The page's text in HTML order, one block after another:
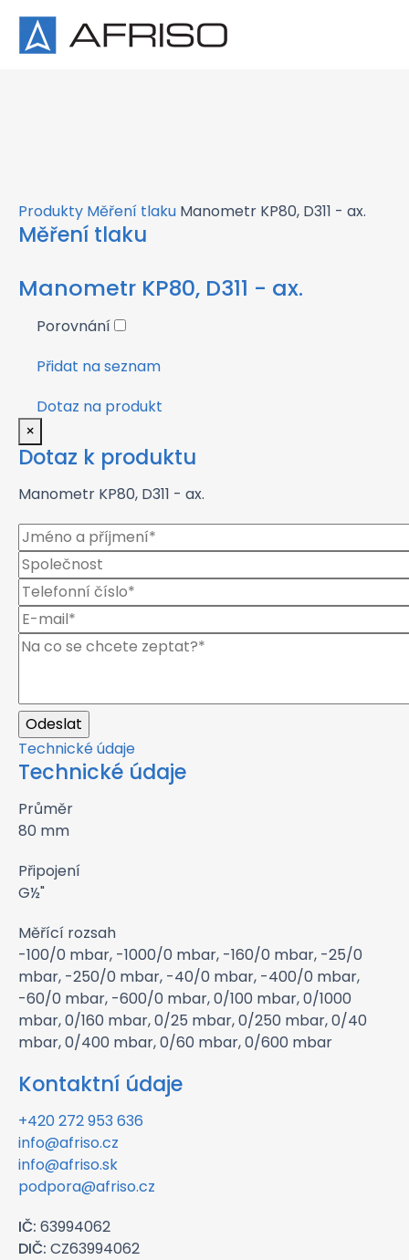
×
Produkty Měření tlaku Manometr KP80, D311 - ax.
Měření tlaku
Manometr KP80, D311 - ax.
Porovnání
Přidat na seznam
Dotaz na produkt
×
Dotaz k produktu
Manometr KP80, D311 - ax.
Technické údaje
Technické údaje
Průměr
80 mm
Připojení
G½"
Měřící rozsah
-100/0 mbar, -1000/0 mbar, -160/0 mbar, -25/0
mbar, -250/0 mbar, -40/0 mbar, -400/0 mbar,
-60/0 mbar, -600/0 mbar, 0/100 mbar, 0/1000
mbar, 0/160 mbar, 0/25 mbar, 0/250 mbar, 0/40
mbar, 0/400 mbar, 0/60 mbar, 0/600 mbar
Kontaktní údaje
+420 272 953 636
info@afriso.cz
info@afriso.sk
podpora@afriso.cz
IČ: 63994062
DIČ: CZ63994062